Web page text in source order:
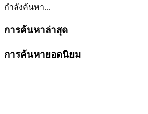
กำลังค้นหา...
การค้นหาล่าสุด
การค้นหายอดนิยม